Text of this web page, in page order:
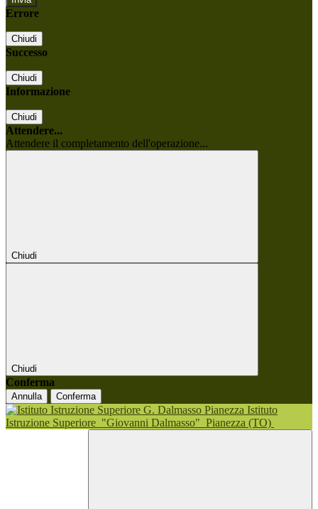
Errore
Chiudi
Successo
Chiudi
Informazione
Chiudi
Attendere...
Attendere il completamento dell'operazione...
Chiudi
Chiudi
Conferma
Annulla Conferma
Istituto
Istruzione Superiore "Giovanni Dalmasso" Pianezza (TO)